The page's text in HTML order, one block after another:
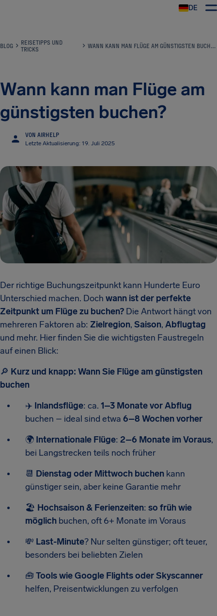
DE
BLOG
REISETIPPS UND
TRICKS
WANN KANN MAN FLÜGE AM GÜNSTIGSTEN BUCHEN?
Wann kann man Flüge am
günstigsten buchen?
VON AIRHELP
Letzte Aktualisierung: 19. Juli 2025
Der richtige Buchungszeitpunkt kann Hunderte Euro
Unterschied machen. Doch wann ist der perfekte
Zeitpunkt um Flüge zu buchen? Die Antwort hängt von
mehreren Faktoren ab: Zielregion, Saison, Abflugtag
und mehr. Hier finden Sie die wichtigsten Faustregeln
auf einen Blick:
🔎 Kurz und knapp: Wann Sie Flüge am günstigsten
buchen
✈️ Inlandsflüge: ca. 1–3 Monate vor Abflug
buchen – ideal sind etwa 6–8 Wochen vorher
🌍 Internationale Flüge: 2–6 Monate im Voraus,
bei Langstrecken teils noch früher
📆 Dienstag oder Mittwoch buchen kann
günstiger sein, aber keine Garantie mehr
🏖️ Hochsaison & Ferienzeiten: so früh wie
möglich buchen, oft 6+ Monate im Voraus
💸 Last-Minute? Nur selten günstiger; oft teuer,
besonders bei beliebten Zielen
🧰 Tools wie Google Flights oder Skyscanner
helfen, Preisentwicklungen zu verfolgen